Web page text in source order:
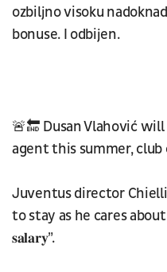
ozbiljno visoku
bonuse. I odbijen.
🚨🔚 Dusan Vlahović
agent this summer, club
Juventus director
to stay as he cares
𝐬𝐚𝐥𝐚𝐫𝐲”.